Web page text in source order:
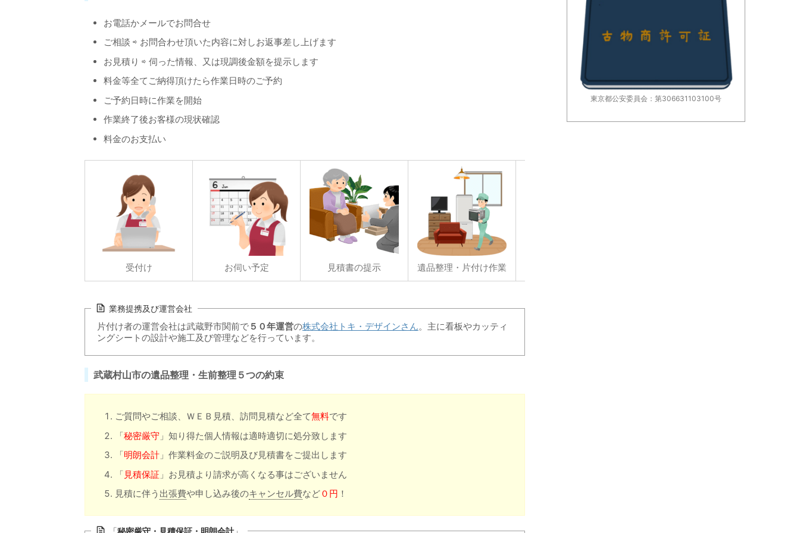
投稿ページ
口コミページ
ビジネスサイト
ツイッター
インスタグラム
ライン公式
ユーチューブ
お電話かメールでお問合せ
ご相談 ⇨ お問合わせ頂いた内容に対しお返事差し上げます
お見積り ⇨ 伺った情報、又は現調後金額を提示します
料金等全てご納得頂けたら作業日時のご予約
ご予約日時に作業を開始
作業終了後お客様の現状確認
料金のお支払い
受付け お伺い予定 見積書の提示 遺品整理・片付け作業
業務提携及び運営会社
片付け者の運営会社は武蔵野市関前で５０年運営の株式会社トキ・デザインさん。主に看板やカッティ
ングシートの設計や施工及び管理などを行っています。
武蔵村山市の遺品整理・生前整理５つの約束
ご質問やご相談、ＷＥＢ見積、訪問見積など全て無料です
「秘密厳守 」知り得た個人情報は適時適切に処分致します
「明朗会計 」作業料金のご説明及び見積書をご提出します
「 見積保証 」お見積より請求が高くなる事はございません
見積に伴う 出張費や申し込み後のキャンセル費など０円 ！
「秘密厳守・見積保証・明朗会計」
東京都公安委員会：第306631103100号